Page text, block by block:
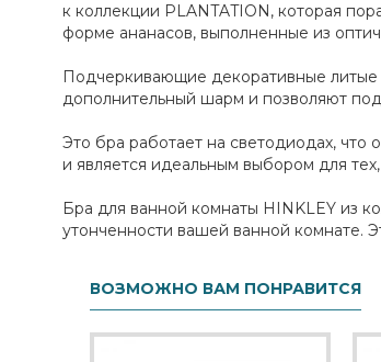
к коллекции PLANTATION, которая
форме ананасов, выполненные из
Подчеркивающие декоративные литые
дополнительный шарм и позволяют
Это бра работает на светодиодах,
и является идеальным выбором для
Бра для ванной комнаты HINKLEY из
утонченности вашей ванной комнате.
ВОЗМОЖНО ВАМ ПОНРАВИТСЯ